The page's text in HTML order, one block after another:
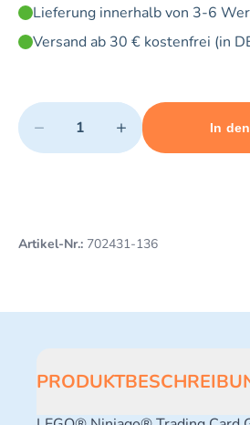
Lieferung innerhalb von 3-6
Versand ab 30 € kostenfrei (in
Quantity
− +
Minimum quantity: 1 Maximum
In
Add 1 item to cart
Artikel-Nr.: 702431-136